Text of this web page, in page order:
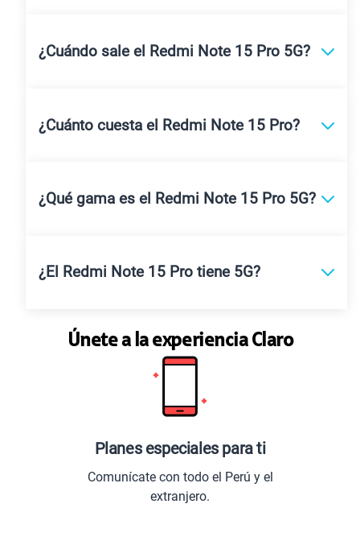
¿Cuándo sale el Redmi Note 15 Pro 5G?
¿Cuánto cuesta el Redmi Note 15 Pro?
¿Qué gama es el Redmi Note 15 Pro 5G?
¿El Redmi Note 15 Pro tiene 5G?
Únete a la experiencia Claro
Planes especiales para ti
Comunícate con todo el Perú y el